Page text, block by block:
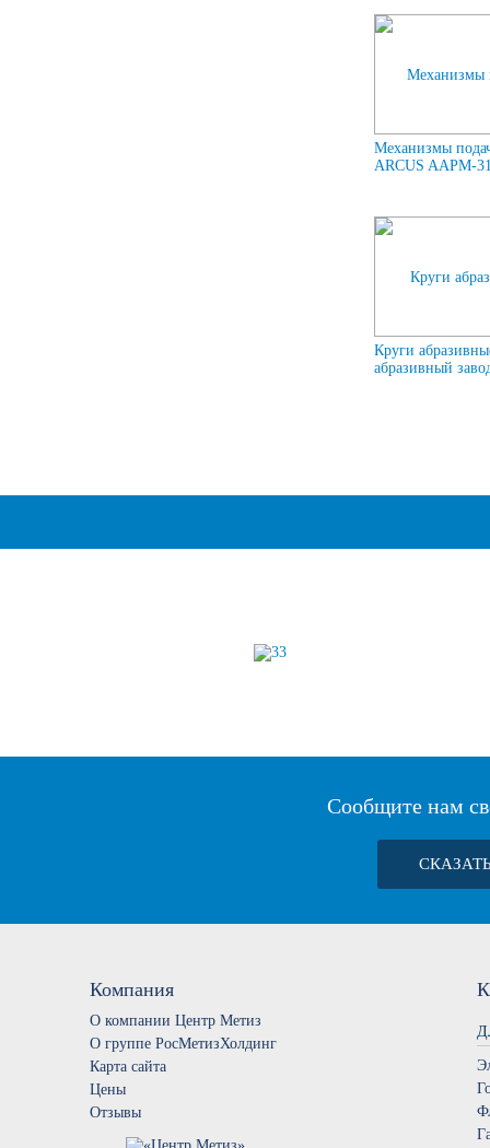
Механизмы
ARCUS AAPM-
Круги
абразивный
Сообщите нам
Компания
О компании Центр Метиз
О группе РосМетизХолдинг
Карта сайта
Цены
Отзывы